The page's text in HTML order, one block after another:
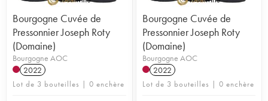
Bourgogne Cuvée de
Pressonnier Joseph Roty
(Domaine)
Bourgogne AOC
2022
Lot de 3 bouteilles | 0 enchère
Bourgogne Cuvée de
Pressonnier Joseph Roty
(Domaine)
Bourgogne AOC
2022
Lot de 3 bouteilles | 0 enchère